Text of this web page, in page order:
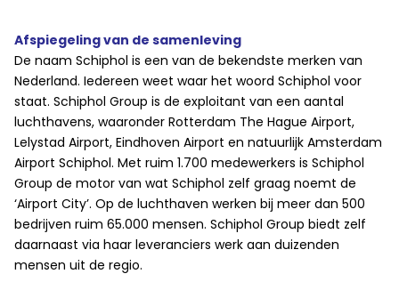
Afspiegeling van de samenleving
De naam Schiphol is een van de bekendste merken van
Nederland. Iedereen weet waar het woord Schiphol voor
staat. Schiphol Group is de exploitant van een aantal
luchthavens, waaronder Rotterdam The Hague Airport,
Lelystad Airport, Eindhoven Airport en natuurlijk Amsterdam
Airport Schiphol. Met ruim 1.700 medewerkers is Schiphol
Group de motor van wat Schiphol zelf graag noemt de
‘Airport City’. Op de luchthaven werken bij meer dan 500
bedrijven ruim 65.000 mensen. Schiphol Group biedt zelf
daarnaast via haar leveranciers werk aan duizenden
mensen uit de regio.